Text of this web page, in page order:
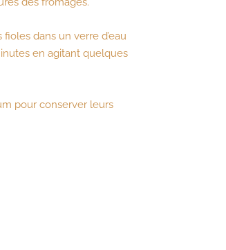
dans un verre d’eau
en agitant quelques
pour conserver leurs